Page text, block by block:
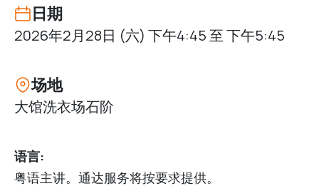
日期
2026年2月28日 (六) 下午4:45 至 下午5:45
场地
大馆洗衣场石阶
语言:
粤语主讲。通达服务将按要求提供。